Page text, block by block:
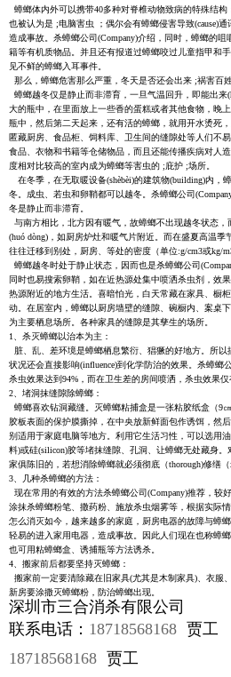
蟑螂体内外可以携带40多种对脊椎动物致病的特殊结构
也被认为是 ;电脑害虫 ；偶尔会有蟑螂侵害导致(cause)通
造成事故。杀蟑螂公司(Company)介绍，同时，蟑螂的
籍等有机质物品。并且还有报道过蟑螂咬过儿童指甲和
见不鲜的蟑螂入耳事件。
那么，蟑螂危害那么严重，冬天是否还会出来 ;祸害百
蟑螂越冬仅是静止而非滞育，一旦气温回升，即能出来
大的瓶中，在里面放上一些香的蛋糕或者其他食物，晚
瓶中，然后第二天起来，还有活的蟑螂，就用开水烫死
匿藏厨房、食品柜、饲料库、卫生间的缝隙处等人们不
食品、衣物和书籍等仓储物品，而且还能传播疾病对人
度相对比较高的室内成为蟑螂等害虫的 ;庇护 ;场所。
在冬季，在无取暖设备(shèbèi)的建筑物(building)内，
冬。成虫、若虫和卵鞘都可以越冬。杀蟑螂公司
冬是静止而非滞育。
与南方相比，北方因有暖气，故蟑螂不出现越冬状态
(huó dòng)，如厨房炉灶和暖气片附近。而在盛夏高温季
往往迁移到别处，厨房、等处的密度（单位:g/cm3或kg/
蟑螂越冬时处于静止状态，因而也是杀蟑螂公司
同时也易搜索卵鞘，如在近热源处集中喷洒杀虫剂，效
热源附近的地方生活。喜暗怕光，白天常藏在家具、橱
动。在居室内，蟑螂以厨房墙壁的缝隙、碗橱内、案桌
为主要栖息场所。各种家具的缝隙是其孳生的场所。
1、杀灭蟑螂以治本为主：
脏、乱、差环境是蟑螂栖息繁衍、猖獗的好地方。所
状况还会直接影响(influence)到化学防治的效果。杀蟑螂
杀虫效果达到94%，而在卫生差的房间喷洒，杀虫效果仅
2、堵洞抹缝隙除蟑螂：
蟑螂喜欢钻洞藏缝。灭蟑螂粘捕盒是一张粘胶纸盒（9
胶板表面的保护膜撕掉，在中央放新鲜面包作诱饵，然
别适用于家庭电脑等地方。利用它生活习性，可以选用
料)或硅(silicon)胶等堵抹缝隙、孔洞、让蟑螂无处藏身
家俱陈旧的，若想消除蟑螂就必须彻底（thorough)修缮（
3、几种杀蟑螂的方法：
现在常用的有效的方法杀蟑螂公司(Company)推荐，较
涂抹杀蟑螂粉笔、撒药粉、施放杀虫烟雾等，根据实际
怎么消灭如今，越来越多的家庭，厨房电器的故障与蟑
轻易的进入家用电器，造成事故。因此人们现在也称蟑
也可用粘蟑螂盒、诱捕瓶等方法诱杀。
4、搬家前后都要坚持灭蟑螂：
搬家前一定要清除藏在旧家具(尤其是木制家具)、衣服
新房要涂撒灭蟑螂粉，防治蟑螂出现。
深圳市三合消杀有限公司
联系电话： 18718568168 贾工
18718568168 贾工